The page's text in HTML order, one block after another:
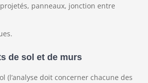
panneaux, jonction entre
de sol et de murs
(l’analyse doit concerner chacune des